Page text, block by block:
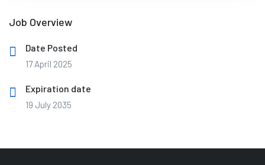
Job Overview
Date Posted
17 April 2025
Expiration date
19 July 2035